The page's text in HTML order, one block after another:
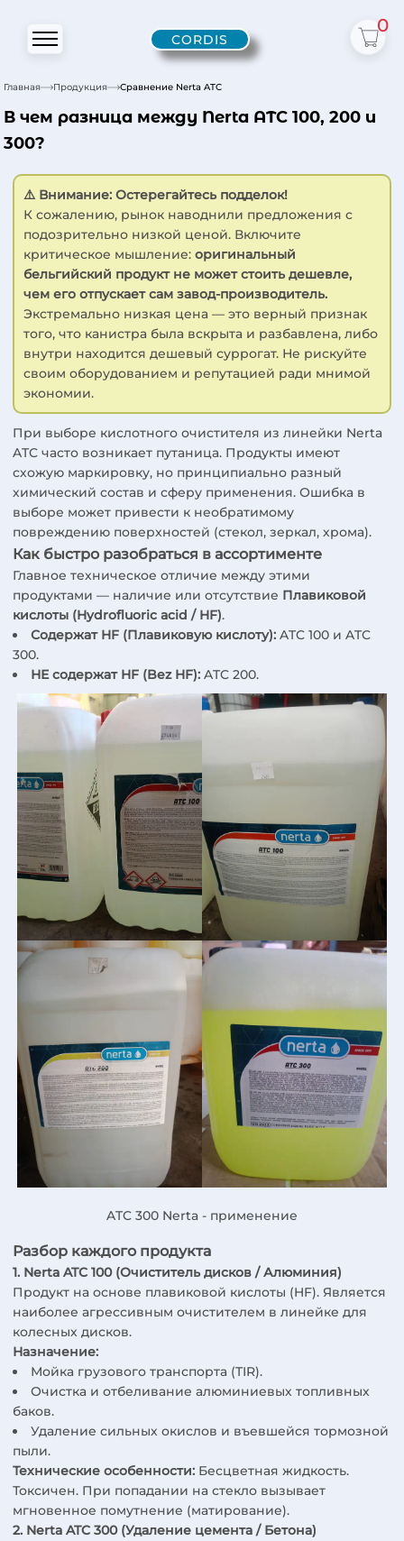
CORDIS
0
Главная Продукция Сравнение Nerta ATC
В чем разница между Nerta ATC 100, 200 и
300?
⚠️ Внимание: Остерегайтесь подделок!
К сожалению, рынок наводнили предложения с
подозрительно низкой ценой. Включите
критическое мышление:оригинальный
бельгийский продукт не может стоить дешевле,
чем его отпускает сам завод-производитель.
Экстремально низкая цена — это верный признак
того, что канистра была вскрыта и разбавлена, либо
внутри находится дешевый суррогат. Не рискуйте
своим оборудованием и репутацией ради мнимой
экономии.
При выборе кислотного очистителя из линейки Nerta
ATC часто возникает путаница. Продукты имеют
схожую маркировку, но принципиально разный
химический состав и сферу применения. Ошибка в
выборе может привести к необратимому
повреждению поверхностей (стекол, зеркал, хрома).
Как быстро разобраться в ассортименте
Главное техническое отличие между этими
продуктами — наличие или отсутствие Плавиковой
кислоты (Hydrofluoric acid / HF).
Содержат HF (Плавиковую кислоту): ATC 100 и ATC
300.
НЕ содержат HF (Bez HF): ATC 200.
ATC 300 Nerta - применение
Разбор каждого продукта
1. Nerta ATC 100 (Очиститель дисков / Алюминия)
Продукт на основе плавиковой кислоты (HF). Является
наиболее агрессивным очистителем в линейке для
колесных дисков.
Назначение:
Мойка грузового транспорта (TIR).
Очистка и отбеливание алюминиевых топливных
баков.
Удаление сильных окислов и въевшейся тормозной
пыли.
Технические особенности: Бесцветная жидкость.
Токсичен. При попадании на стекло вызывает
мгновенное помутнение (матирование).
2. Nerta ATC 300 (Удаление цемента / Бетона)